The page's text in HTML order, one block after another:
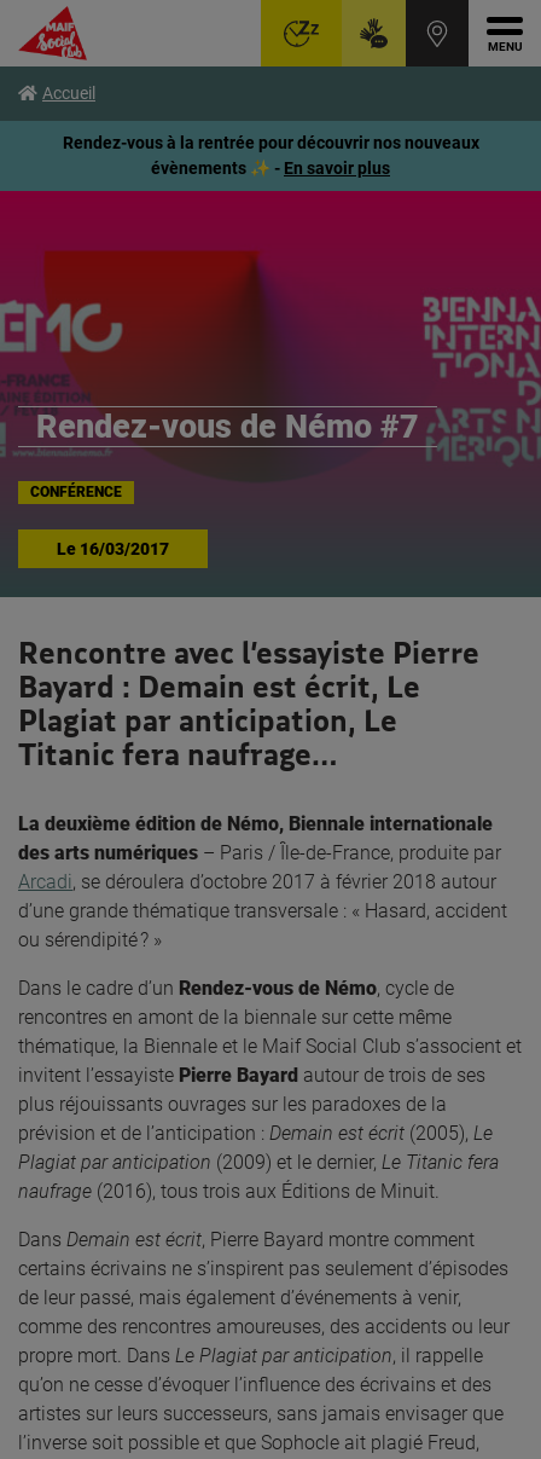
contenu
page
Accueil
Rendez-vous à la rentrée pour découvrir nos nouveaux
évènements ✨ - En savoir plus
Rendez-vous de Némo #7
CONFÉRENCE
Le 16/03/2017
Rencontre avec l’essayiste Pierre
Bayard : Demain est écrit, Le
Plagiat par anticipation, Le
Titanic fera naufrage…
La deuxième édition de Némo, Biennale internationale
des arts numériques – Paris / Île-de-France, produite par
Arcadi, se déroulera d’octobre 2017 à février 2018 autour
d’une grande thématique transversale : « Hasard, accident
ou sérendipité ? »
Dans le cadre d’un Rendez-vous de Némo, cycle de
rencontres en amont de la biennale sur cette même
thématique, la Biennale et le Maif Social Club s’associent et
invitent l’essayiste Pierre Bayard autour de trois de ses
plus réjouissants ouvrages sur les paradoxes de la
prévision et de l’anticipation : Demain est écrit (2005), Le
Plagiat par anticipation (2009) et le dernier, Le Titanic fera
naufrage (2016), tous trois aux Éditions de Minuit.
Dans Demain est écrit, Pierre Bayard montre comment
certains écrivains ne s’inspirent pas seulement d’épisodes
de leur passé, mais également d’événements à venir,
comme des rencontres amoureuses, des accidents ou leur
propre mort. Dans Le Plagiat par anticipation, il rappelle
qu’on ne cesse d’évoquer l’influence des écrivains et des
artistes sur leurs successeurs, sans jamais envisager que
l’inverse soit possible et que Sophocle ait plagié Freud,